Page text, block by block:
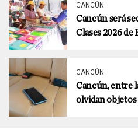
CANCÚN
Cancún será
Clases 2026 de
CANCÚN
Cancún, entre
olvidan objetos